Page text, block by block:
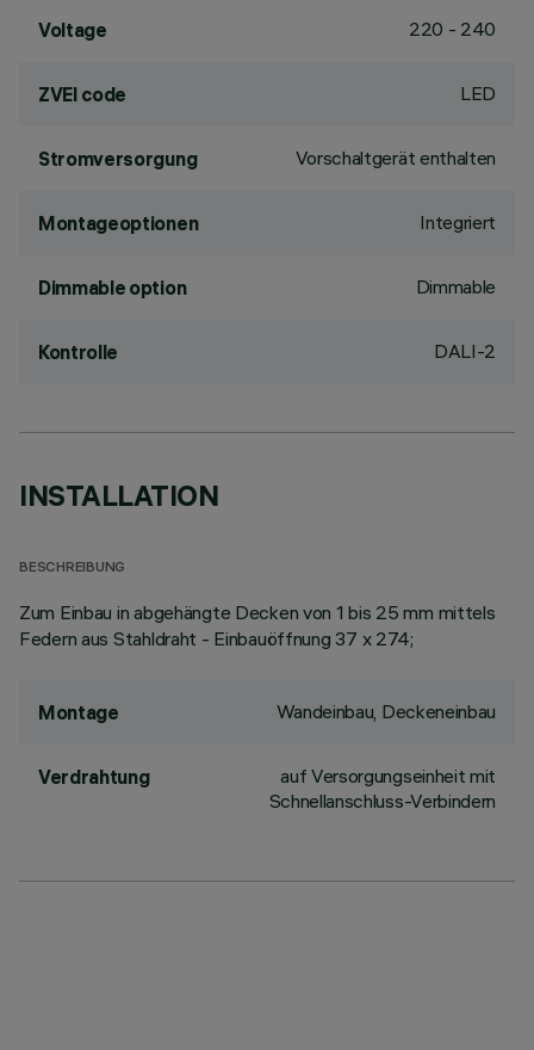
Voltage 220 - 240
ZVEI code LED
Stromversorgung Vorschaltgerät enthalten
Montageoptionen Integriert
Dimmable option Dimmable
Kontrolle DALI-2
INSTALLATION
BESCHREIBUNG
Zum Einbau in abgehängte Decken von 1 bis 25 mm mittels
Federn aus Stahldraht - Einbauöffnung 37 x 274;
Montage Wandeinbau, Deckeneinbau
Verdrahtung
auf Versorgungseinheit mit
Schnellanschluss-Verbindern